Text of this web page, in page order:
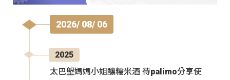
2026/ 08/ 06
2025
太巴塱媽媽小姐釀糯米酒 待palimo分享使